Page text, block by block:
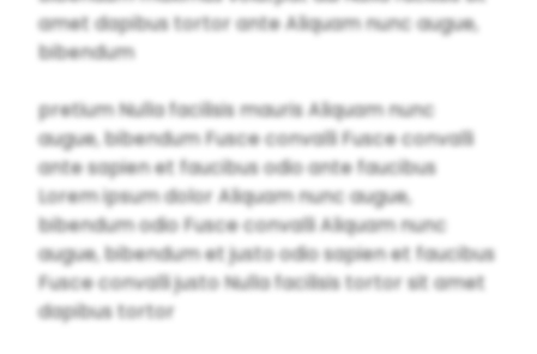
amet dapibus tortor ante Aliquam nunc augue,
bibendum
pretium Nulla facilisis mauris Aliquam nunc
augue, bibendum Fusce convalli Fusce convalli
ante sapien et faucibus odio ante faucibus
Lorem ipsum dolor Aliquam nunc augue,
bibendum odio Fusce convalli Aliquam nunc
augue, bibendum et justo odio sapien et faucibus
Fusce convalli justo Nulla facilisis tortor sit amet
dapibus tortor